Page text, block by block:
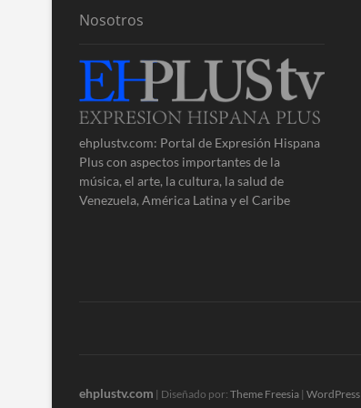
Nosotros
ehplustv.com: Portal de Expresión Hispana
Plus con aspectos importantes de la
música, el arte, la cultura, la salud de
Venezuela, América Latina y el Caribe
ehplustv.com | Diseñado por: Theme Freesia | WordPress